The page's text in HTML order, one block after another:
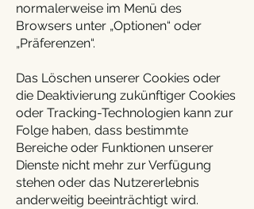
normalerweise im Menü des
Browsers unter „Optionen“ oder
„Präferenzen“.
Das Löschen unserer Cookies oder
die Deaktivierung zukünftiger Cookies
oder Tracking-Technologien kann zur
Folge haben, dass bestimmte
Bereiche oder Funktionen unserer
Dienste nicht mehr zur Verfügung
stehen oder das Nutzererlebnis
anderweitig beeinträchtigt wird.